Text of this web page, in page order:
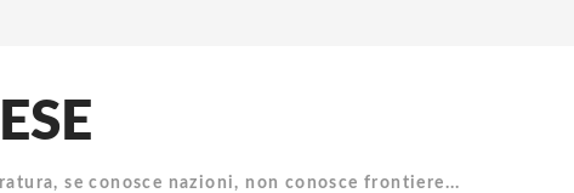
se conosce nazioni, non conosce frontiere...